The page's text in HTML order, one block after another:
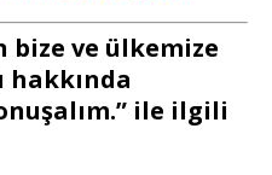
bize ve ülkemize
hakkında
ile ilgili